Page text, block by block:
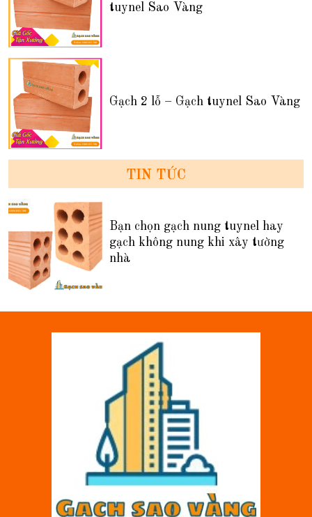
tuynel Sao Vàng
Gạch 2 lỗ – Gạch tuynel Sao Vàng
TIN TỨC
Bạn chọn gạch nung tuynel hay
gạch không nung khi xây tường
nhà